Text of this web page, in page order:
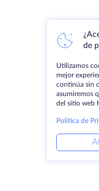
de
Utilizamos
mejor
continúa sin
asumiremos
del sitio web
Política de